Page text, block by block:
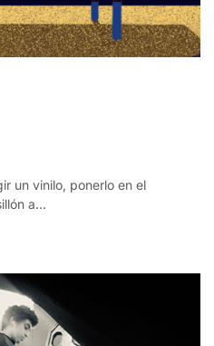
un vinilo, ponerlo en el
a...